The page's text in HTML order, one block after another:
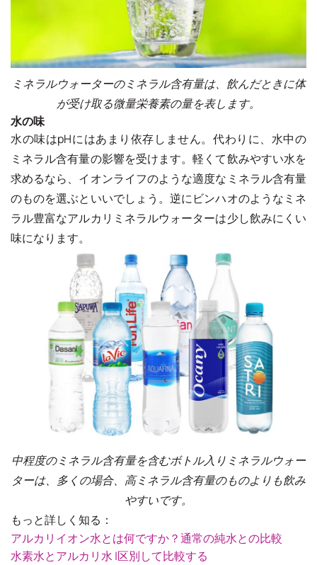
ミネラルウォーターのミネラル含有量は、飲んだときに体
が受け取る微量栄養素の量を表します。
水の味
水の味はpHにはあまり依存しません。代わりに、水中の
ミネラル含有量の影響を受けます。軽くて飲みやすい水を
求めるなら、イオンライフのような適度なミネラル含有量
のものを選ぶといいでしょう。逆にビンハオのようなミネ
ラル豊富なアルカリミネラルウォーターは少し飲みにくい
味になります。
中程度のミネラル含有量を含むボトル入りミネラルウォー
ターは、多くの場合、高ミネラル含有量のものよりも飲み
やすいです。
もっと詳しく知る：
アルカリイオン水とは何ですか？通常の純水との比較
水素水とアルカリ水 |区別して比較する